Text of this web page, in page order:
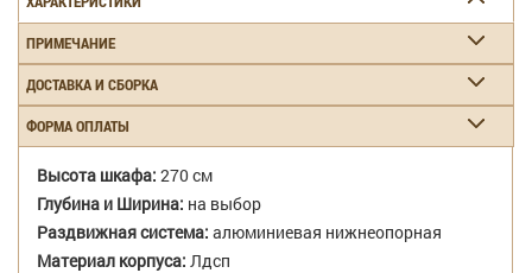
ПРИМЕЧАНИЕ
ДОСТАВКА И СБОРКА
ФОРМА ОПЛАТЫ
Высота шкафа: 270 см
Глубина и Ширина: на выбор
Раздвижная система: алюминиевая нижнеопорная
Материал корпуса: Лдсп